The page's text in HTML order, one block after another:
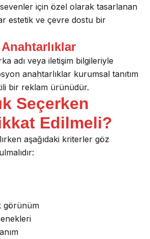
için özel olarak tasarlanan
estetik ve çevre dostu bir
adı veya iletişim bilgileriyle
anahtarlıklar kurumsal tanıtım
bir reklam ürünüdür.
Seçerken
Edilmeli?
aşağıdaki kriterler göz
görünüm